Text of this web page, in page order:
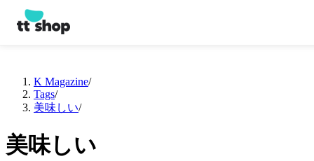
K Magazine/
Tags/
美味しい/
美味しい